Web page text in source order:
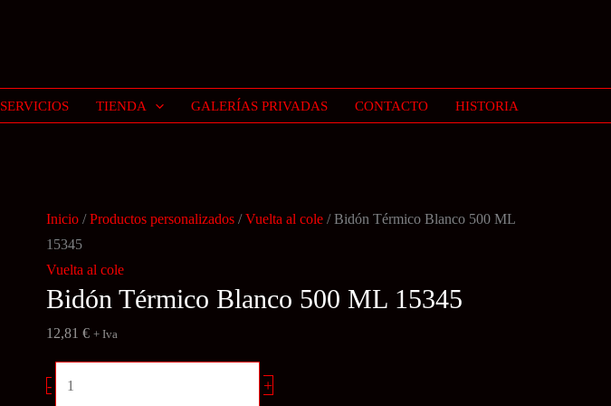
SERVICIOS TIENDA GALERÍAS PRIVADAS CONTACTO HISTORIA
Inicio /Productos personalizados /Vuelta al cole / Bidón Térmico Blanco 500 ML
15345
Vuelta al cole
Bidón Térmico Blanco 500 ML 15345
12,81 € + Iva
- +